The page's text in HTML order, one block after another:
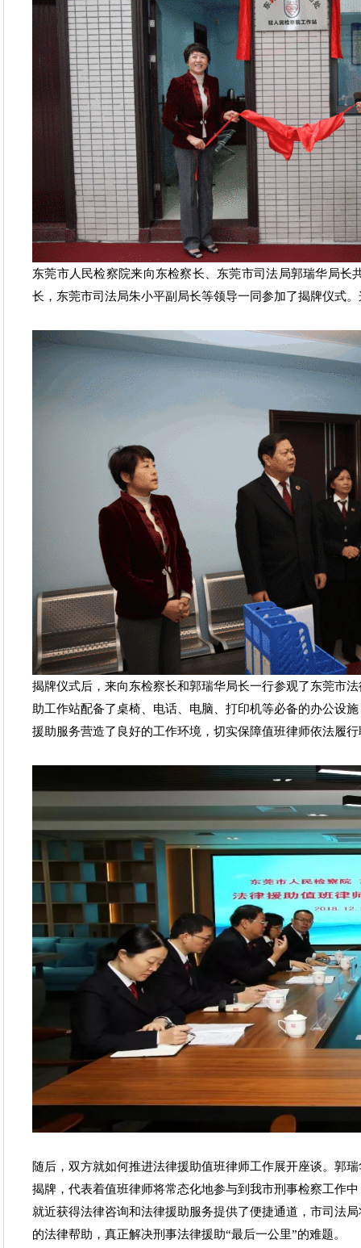
东莞市人民检察院来向东检察长、东莞市司法局郭瑞华局
长，东莞市司法局朱小平副局长等领导一同参加了揭牌仪式
揭牌仪式后，来向东检察长和郭瑞华局长一行参观了东莞市
助工作站配备了桌椅、电话、电脑、打印机等必备的办公设
援助服务营造了良好的工作环境，切实保障值班律师依法履
随后，双方就如何推进法律援助值班律师工作展开座谈。郭
揭牌，代表着值班律师将常态化地参与到我市刑事检察工作
就近获得法律咨询和法律援助服务提供了便捷通道，市司法
的法律帮助，真正解决刑事法律援助“最后一公里”的难题。